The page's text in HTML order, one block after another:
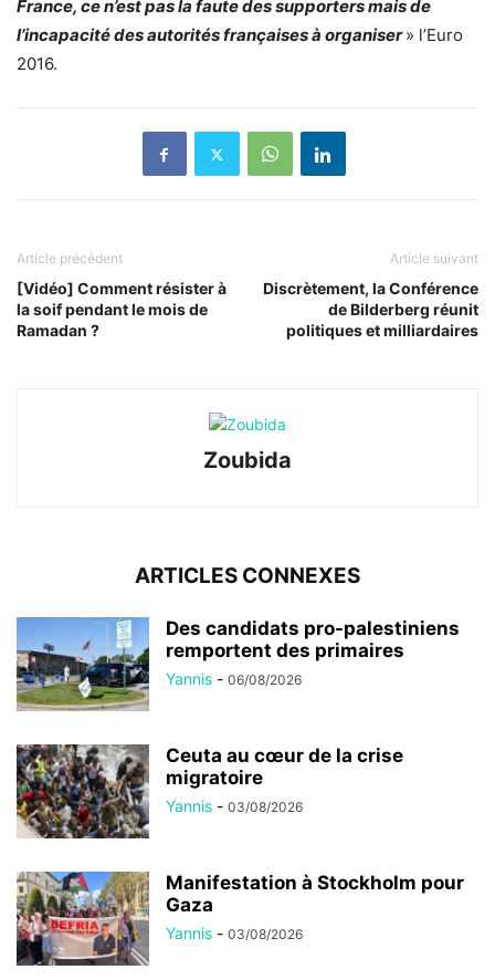
France, ce n’est pas la faute des supporters mais de
l’incapacité des autorités françaises à organiser » l’Euro
2016.
Article précédent
[Vidéo] Comment résister à
la soif pendant le mois de
Ramadan ?
Article suivant
Discrètement, la Conférence
de Bilderberg réunit
politiques et milliardaires
Zoubida
ARTICLES CONNEXES
Des candidats pro-palestiniens
remportent des primaires
Yannis - 06/08/2026
Ceuta au cœur de la crise
migratoire
Yannis - 03/08/2026
Manifestation à Stockholm pour
Gaza
Yannis - 03/08/2026